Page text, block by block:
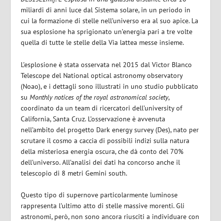
miliardi di anni luce dal Sistema solare, in un periodo in
cui la formazione di stelle nell’universo era al suo apice. La
sua esplosione ha sprigionato un’energia pari a tre volte
quella di tutte le stelle della Via lattea messe insieme.
L’esplosione è stata osservata nel 2015 dal Victor Blanco
Telescope del National optical astronomy observatory
(Noao), e i dettagli sono illustrati in uno studio pubblicato
suMonthly notices of the royal astronomical society,
coordinato da un team di ricercatori dell’university of
California, Santa Cruz. L’osservazione è avvenuta
nell’ambito del progetto Dark energy survey (Des), nato per
scrutare il cosmo a caccia di possibili indizi sulla natura
della misteriosa energia oscura, che dà conto del 70%
dell’universo. All’analisi dei dati ha concorso anche il
telescopio di 8 metri Gemini south.
Questo tipo di supernove particolarmente luminose
rappresenta l’ultimo atto di stelle massive morenti. Gli
astronomi, però, non sono ancora riusciti a individuare con